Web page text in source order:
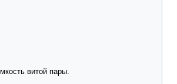
витой пары.